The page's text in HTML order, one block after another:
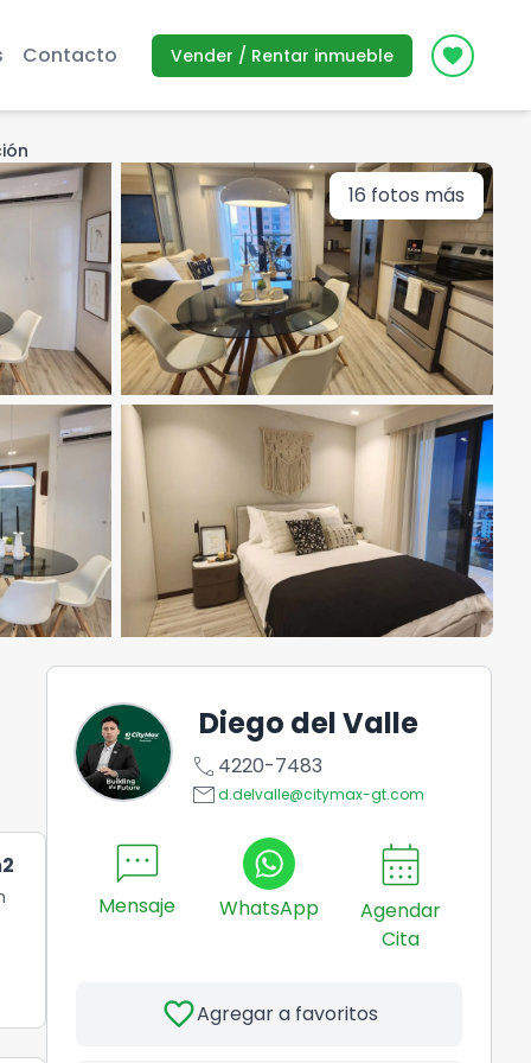
Contacto Vender / Rentar inmueble Icon
16 fotos más
Diego del Valle
call 4220-7483
emaild.delvalle@citymax-gt.com
sms
Mensaje WhatsApp
calendar_month
Agendar
Cita
favoriteAgregar a favoritos